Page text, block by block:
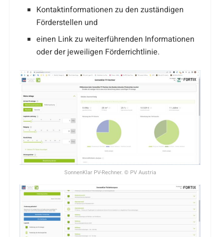
Kontaktinformationen zu den zuständigen
Förderstellen und
einen Link zu weiterführenden Informationen
oder der jeweiligen Förderrichtlinie.
SonnenKlar PV-Rechner. © PV Austria